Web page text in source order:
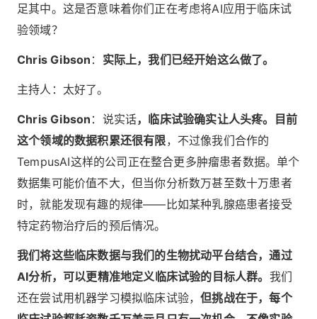
足其中。这是否意味着你们正在考虑将AI应用于临床试
验领域？
Chris Gibson ： 实际上，我们已经开始这么做了。
主持人：太好了。
Chris Gibson ：说实话，临床试验确实让人头疼。目前
这个领域的数据积累还很有限，不过像我们合作的
TempusAI这样的公司正在整合更多肿瘤患者数据。单个
数据集可能价值不大，但当你分析数万甚至数十万患者
时，就能发现有趣的规律——比如某种乳腺癌患者接受
特定药物治疗后的预后情况。
我们将这些临床数据与我们的生物扰动平台结合，通过
AI分析，可以更精准地定义临床试验的目标人群。 我们
还在尝试用机器学习模拟临床试验，但挑战在于，每个